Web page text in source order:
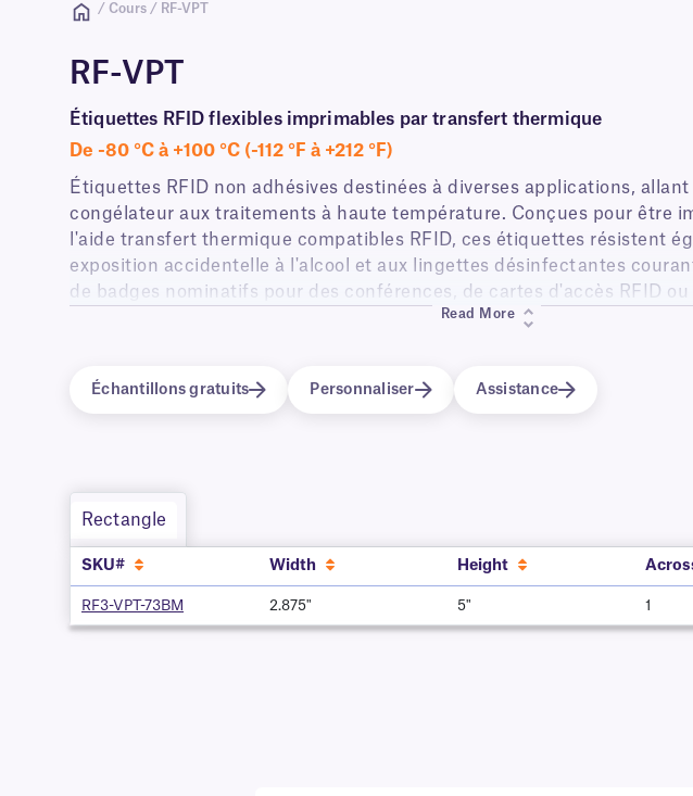
/ Cours / RF-VPT
RF-VPT
Étiquettes RFID flexibles imprimables par transfert thermique
De -80 °C à +100 °C (-112 °F à +212 °F)
Étiquettes RFID non adhésives destinées à diverses applications,
congélateur aux traitements à haute température. Conçues pour être
l'aide transfert thermique compatibles RFID, ces étiquettes résistent
exposition accidentelle à l'alcool et aux lingettes désinfectantes
de badges nominatifs pour des conférences, de cartes d'accès RFID
Read More
Échantillons gratuits Personnaliser Assistance
Rectangle
SKU# Width Height
RF3-VPT-73BM 2.875" 5" 1